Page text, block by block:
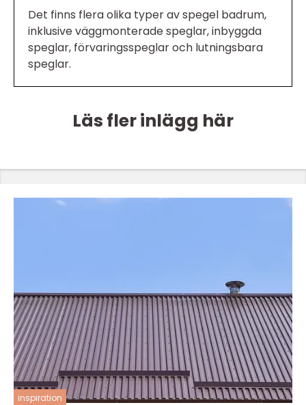
Det finns flera olika typer av spegel badrum,
inklusive väggmonterade speglar, inbyggda
speglar, förvaringsspeglar och lutningsbara
speglar.
Läs fler inlägg här
inspiration